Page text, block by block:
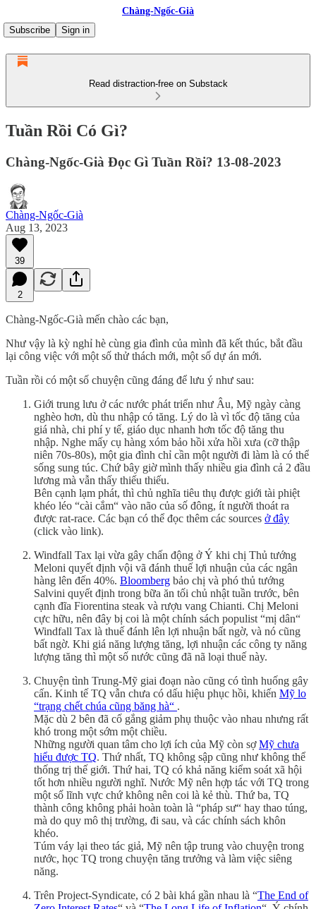
Chàng-Ngốc-Già
Subscribe
Sign in
Read distraction-free on Substack
Tuần Rồi Có Gì?
Chàng-Ngốc-Già Đọc Gì Tuần Rồi? 13-08-2023
Chàng-Ngốc-Già
Aug 13, 2023
39
2
Chàng-Ngốc-Già mến chào các bạn,
Như vậy là kỳ nghỉ hè cùng gia đình của mình đã kết thúc, bắt đầu
lại công việc với một số thử thách mới, một số dự án mới.
Tuần rồi có một số chuyện cũng đáng để lưu ý như sau:
Giới trung lưu ở các nước phát triển như Âu, Mỹ ngày càng
nghèo hơn, dù thu nhập có tăng. Lý do là vì tốc độ tăng của
giá nhà, chi phí y tế, giáo dục nhanh hơn tốc độ tăng thu
nhập. Nghe mấy cụ hàng xóm bảo hồi xửa hồi xưa (cỡ thập
niên 70s-80s), một gia đình chỉ cần một người đi làm là có thể
sống sung túc. Chứ bây giờ mình thấy nhiều gia đình cả 2 đầu
lương mà vẫn thấy thiếu thiếu.
Bên cạnh lạm phát, thì chủ nghĩa tiêu thụ được giới tài phiệt
khéo léo “cài cắm“ vào não của số đông, ít người thoát ra
được rat-race. Các bạn có thể đọc thêm các sources ở đây
(click vào link).
Windfall Tax lại vừa gây chấn động ở Ý khi chị Thủ tướng
Meloni quyết định vội vã đánh thuế lợi nhuận của các ngân
hàng lên đến 40%. Bloomberg bảo chị và phó thủ tướng
Salvini quyết định trong bữa ăn tối chủ nhật tuần trước, bên
cạnh đĩa Fiorentina steak và rượu vang Chianti. Chị Meloni
cực hữu, nên đây bị coi là một chính sách populist “mị dân“
Windfall Tax là thuế đánh lên lợi nhuận bất ngờ, và nó cũng
bất ngờ. Khi giá năng lượng tăng, lợi nhuận các công ty năng
lượng tăng thì một số nước cũng đã nã loại thuế này.
Chuyện tình Trung-Mỹ giai đoạn nào cũng có tình huống gây
cấn. Kinh tế TQ vẫn chưa có dấu hiệu phục hồi, khiến Mỹ lo
“trạng chết chúa cũng băng hà“ .
Mặc dù 2 bên đã cố gắng giảm phụ thuộc vào nhau nhưng rất
khó trong một sớm một chiều.
Những người quan tâm cho lợi ích của Mỹ còn sợMỹ chưa
hiểu được TQ. Thứ nhất, TQ không sập cũng như không thể
thống trị thế giới. Thứ hai, TQ có khả năng kiểm soát xã hội
tốt hơn nhiều người nghĩ. Nước Mỹ nên hợp tác với TQ trong
một số lĩnh vực chứ không nên coi là kẻ thù. Thứ ba, TQ
thành công không phải hoàn toàn là “pháp sư“ hay thao túng,
mà do quy mô thị trường, đi sau, và các chính sách khôn
khéo.
Túm váy lại theo tác giả, Mỹ nên tập trung vào chuyện trong
nước, học TQ trong chuyện tăng trưởng và làm việc siêng
năng.
Trên Project-Syndicate, có 2 bài khá gần nhau là “The End of